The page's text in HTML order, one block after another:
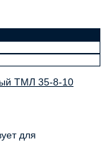
ТМЛ 35-8-10
для